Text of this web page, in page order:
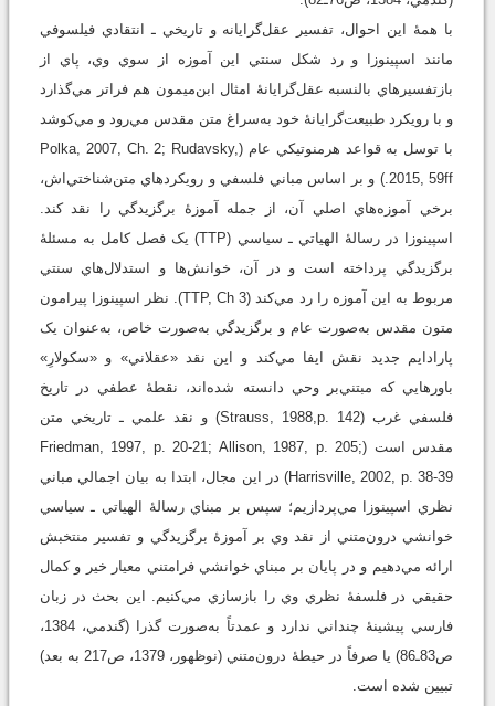
با همۀ اين احوال، تفسير عقل‌گرايانه و تاريخي ـ انتقادي فيلسوفي
مانند اسپينوزا و رد شكل سنتي اين آموزه از سوي وي، پاي از
بازتفسيرهاي بالنسبه عقل‌گرايانۀ امثال ابن‌ميمون هم فراتر مي‌گذارد
و با رويکرد طبيعت‌گرايانۀ خود به‌سراغ متن مقدس مي‌رود و مي‌کوشد
با توسل به قواعد هرمنوتيکي عام (Polka, 2007, Ch. 2; Rudavsky,
2015, 59ff.) و بر اساس مباني فلسفي و رويکردهاي متن‌شناختي‌اش،
برخي آموزه‌هاي اصلي آن، از جمله آموزۀ برگزيدگي را نقد کند.
اسپينوزا در رسالۀ الهياتي ـ سياسي (TTP) يک فصل کامل به مسئلۀ
برگزيدگي پرداخته است و در آن، خوانش‌ها و استدلال‌هاي سنتي
مربوط به اين آموزه را رد مي‌کند (TTP, Ch 3). نظر اسپينوزا پيرامون
متون مقدس به‌صورت عام و برگزيدگي به‌صورت خاص، به‌عنوان يک
پارادايم جديد نقش ايفا مي‌کند و اين نقد «عقلاني» و «سکولارِ»
باورهايي که مبتني‌بر وحي دانسته‌ شده‌اند، نقطۀ عطفي در تاريخ
فلسفي غرب (Strauss, 1988,p. 142) و نقد علمي ـ تاريخي متن
مقدس است (Friedman, 1997, p. 20-21; Allison, 1987, p. 205;
Harrisville, 2002, p. 38-39) در اين مجال، ابتدا به بيان اجمالي مباني
نظري اسپينوزا مي‌پردازيم؛ سپس بر مبناي رسالۀ الهياتي ـ سياسي
خوانشي درون‌متني از نقد وي بر آموزۀ برگزيدگي و تفسير منتخبش
ارائه مي‌دهيم و در پايان بر مبناي خوانشي فرامتني معيار خير و کمال
حقيقي در فلسفۀ نظري وي را بازسازي مي‌کنيم. اين بحث در زبان
فارسي پيشينۀ چنداني ندارد و عمدتاً به‌صورت گذرا (گندمي، 1384،
ص83ـ86) يا صرفاً در حيطۀ درون‌متني (نوظهور، 1379، ص217 به بعد)
تبيين شده است.